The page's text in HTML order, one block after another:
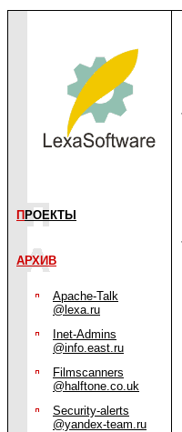
П РОЕКТЫ
АРХИВ
Apache-Talk
@lexa.ru
Inet-Admins
@info.east.ru
Filmscanners
@halftone.co.uk
Security-alerts
@yandex-team.ru